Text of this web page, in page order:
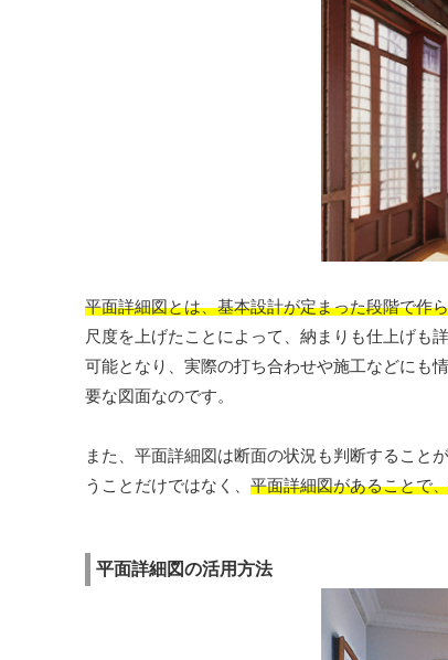
平面詳細図とは、基本設計が定まった段階で作
尺度を上げたことによって、納まりも仕上げも
可能となり、実際の打ち合わせや施工などにも
要な図面なのです。
また、平面詳細図は断面の状況も判断すること
うことだけではなく、 平面詳細図があることで
平面詳細図の活用方法